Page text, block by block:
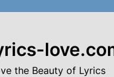
the Beauty of Lyrics